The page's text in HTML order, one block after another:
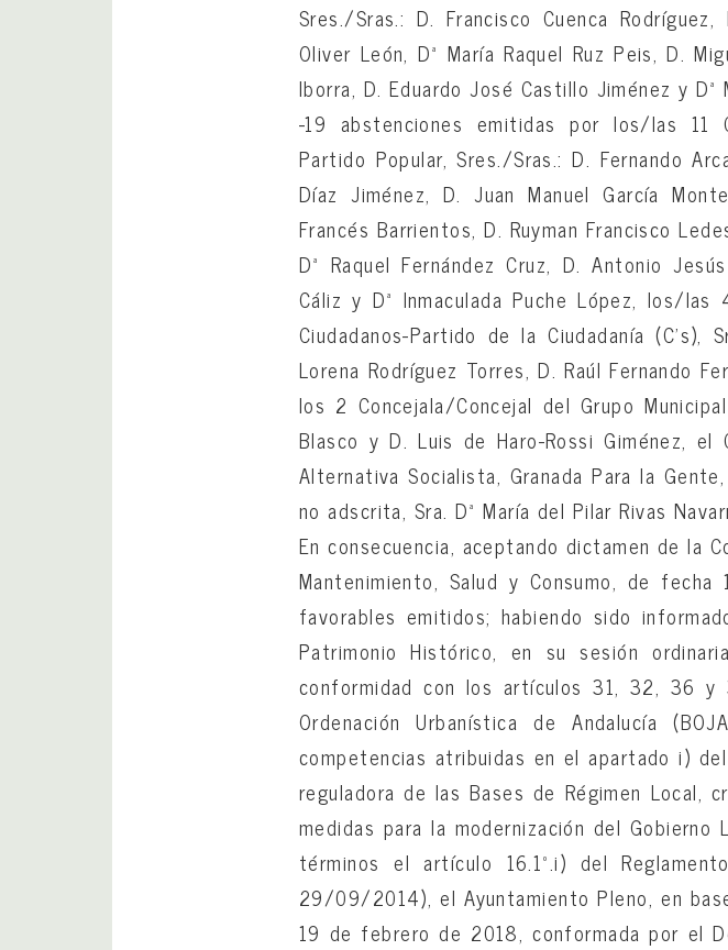
Sres./Sras.: D. Francisco Cuenca
Oliver León, Dª María Raquel Ruz Peis, D.
Iborra, D. Eduardo José Castillo Jiménez y Dª
-19 abstenciones emitidas por los/las 11
Partido Popular, Sres./Sras.: D. Fernando
Díaz Jiménez, D. Juan Manuel García
Francés Barrientos, D. Ruyman Francisco
Dª Raquel Fernández Cruz, D. Antonio
Cáliz y Dª Inmaculada Puche López, los/
Ciudadanos-Partido de la Ciudadanía (C’s),
Lorena Rodríguez Torres, D. Raúl Fernando
los 2 Concejala/Concejal del Grupo
Blasco y D. Luis de Haro-Rossi Giménez, el
Alternativa Socialista, Granada Para la
no adscrita, Sra. Dª María del Pilar Rivas
En consecuencia, aceptando dictamen de la
Mantenimiento, Salud y Consumo, de
favorables emitidos; habiendo sido
Patrimonio Histórico, en su sesión
conformidad con los artículos 31, 32, 36
Ordenación Urbanística de Andalucía
competencias atribuidas en el apartado i)
reguladora de las Bases de Régimen
medidas para la modernización del
términos el artículo 16.1º.i) del
29/09/2014), el Ayuntamiento Pleno, en
19 de febrero de 2018, conformada por el